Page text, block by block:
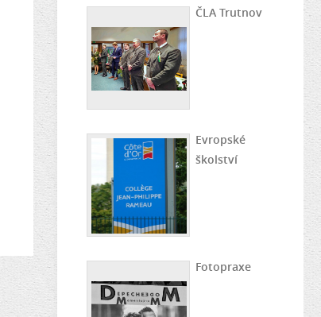
ČLA Trutnov
Evropské
školství
Fotopraxe